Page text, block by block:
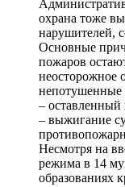
охрана тоже
нарушителей,
Основные
пожаров
неосторожное
непотушенные
– оставленный
– выжигание
Несмотря на
режима в 14
образованиях